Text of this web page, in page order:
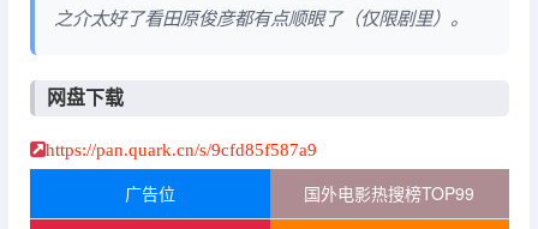
之介太好了看田原俊彦都有点顺眼了（仅限剧里）。
网盘下载
https://pan.quark.cn/s/9cfd85f587a9
广告位 国外电影热搜榜TOP99